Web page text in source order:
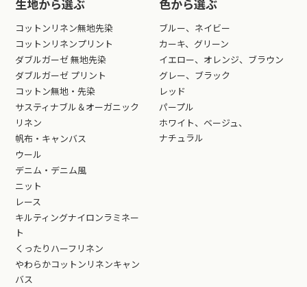
生地から選ぶ
コットンリネン無地先染
コットンリネンプリント
ダブルガーゼ 無地先染
ダブルガーゼ プリント
コットン無地・先染
サスティナブル＆オーガニック
リネン
帆布・キャンバス
ウール
デニム・デニム風
ニット
レース
キルティングナイロンラミネー
ト
くったりハーフリネン
やわらかコットンリネンキャン
バス
色から選ぶ
ブルー、ネイビー
カーキ、グリーン
イエロー、オレンジ、ブラウン
グレー、ブラック
レッド
パープル
ホワイト、ベージュ、
ナチュラル